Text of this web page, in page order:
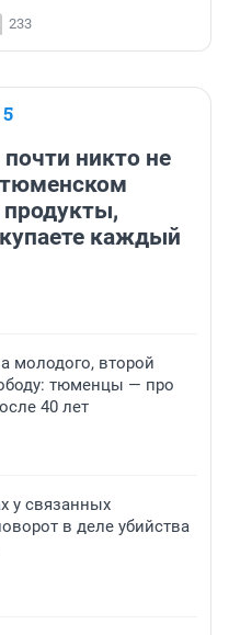
233
никто не
тюменском
каждый
молодого, второй
тюменцы — про
40 лет
у связанных
в деле убийства